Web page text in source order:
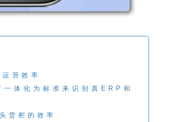
营效率
体化为标准来识别真ERP和
货柜的效率